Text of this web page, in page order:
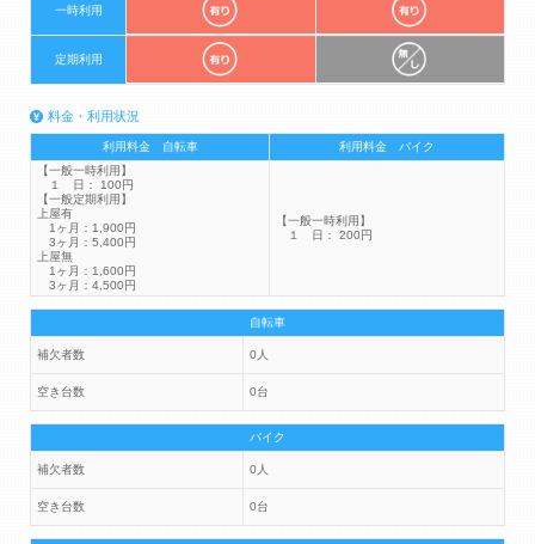
一時利用
定期利用
料金・利用状況
利用料金 自転車
利用料金 バイク
【一般一時利用】
１ 日： 100円
【一般定期利用】
上屋有
1ヶ月：1,900円
3ヶ月：5,400円
上屋無
1ヶ月：1,600円
3ヶ月：4,500円
【一般一時利用】
１ 日： 200円
自転車
補欠者数 0人
空き台数 0台
バイク
補欠者数 0人
空き台数 0台